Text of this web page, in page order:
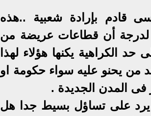
قادم بإرادة شعبية ..هذه
لدرجة أن قطاعات عريضة من
الكراهية يكنها هؤلاء لهذا
من يحنو عليه سواء حكومة او
فى المدن الجديدة .
على تساؤل بسيط جدا هل